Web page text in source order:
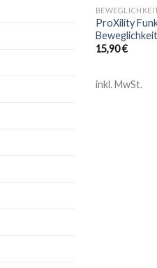
ProXility
15,90€
inkl. MwSt.